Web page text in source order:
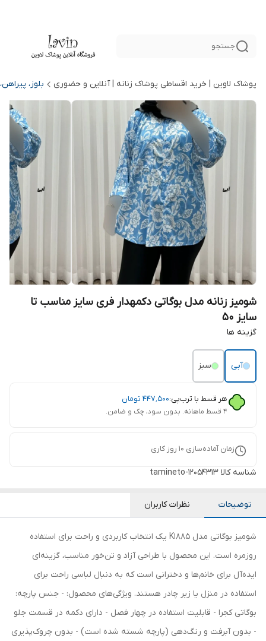
جستجو
پوشاک لاوین | خرید اقساطی پوشاک زنانه | آنلاین و حضوری بلوز،
شومیز زنانه مدل بوگاتی دکمهدار فری سایز مناسب تا
سایز 50
گزینه ها
آبی سبز
هر قسط با ترب‌پی:۴۴۷٬۵۰۰ تومان
۴ قسط ماهانه. بدون سود، چک و ضامن.
زمان آماده‌سازی 10 روز کاری
شناسه کالا tamineto-12054313
توضیحات نظرات کاربران
شومیز بوگاتی مدل K1885 یک انتخاب کاربردی و راحت برای استفاده
روزمره است. این محصول با طراحی آزاد و تن‌خور مناسب، گزینه‌ای
ایده‌آل برای خانم‌ها و دخترانی است که به دنبال لباسی راحت برای
استفاده در منزل یا زیر چادر هستند. ویژگی‌های محصول: - جنس پارچه:
بوگاتی کجرا - قابلیت استفاده در چهار فصل - دارای دکمه در قسمت جلو
- بدون آبرفت و رنگ‌دهی (پارچه شسته شده است) - بدون چروک‌پذیری